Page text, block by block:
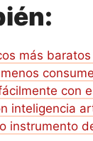
más
con
inteligencia
instrumento